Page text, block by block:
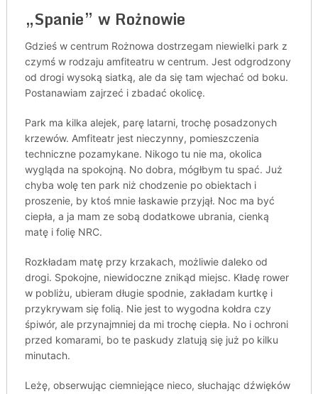
„Spanie” w Rożnowie
Gdzieś w centrum Rożnowa dostrzegam niewielki park z
czymś w rodzaju amfiteatru w centrum. Jest odgrodzony
od drogi wysoką siatką, ale da się tam wjechać od boku.
Postanawiam zajrzeć i zbadać okolicę.
Park ma kilka alejek, parę latarni, trochę posadzonych
krzewów. Amfiteatr jest nieczynny, pomieszczenia
techniczne pozamykane. Nikogo tu nie ma, okolica
wygląda na spokojną. No dobra, mógłbym tu spać. Już
chyba wolę ten park niż chodzenie po obiektach i
proszenie, by ktoś mnie łaskawie przyjął. Noc ma być
ciepła, a ja mam ze sobą dodatkowe ubrania, cienką
matę i folię NRC.
Rozkładam matę przy krzakach, możliwie daleko od
drogi. Spokojne, niewidoczne znikąd miejsc. Kładę rower
w pobliżu, ubieram długie spodnie, zakładam kurtkę i
przykrywam się folią. Nie jest to wygodna kołdra czy
śpiwór, ale przynajmniej da mi trochę ciepła. No i ochroni
przed komarami, bo te paskudy zlatują się już po kilku
minutach.
Leżę, obserwując ciemniejące nieco, słuchając dźwięków